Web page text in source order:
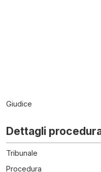
Giudice
Dettagli
Tribunale
Procedura